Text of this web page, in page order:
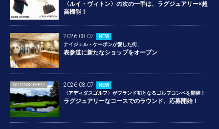
〈ルイ・ヴィトン〉の次の一手は、ラグジュアリー×超
高機能！
2026.08.07
NEW
ナイジェル・ケーボンが愛した街、
表参道に新たなショップをオープン
SPONSORED 2026.08.07
NEW
〈アディダスゴルフ〉がブランド初となるゴルフコンペを開催！
ラグジュアリーなコースでのラウンド、応募開始！